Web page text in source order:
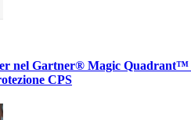
nel Gartner® Magic Quadrant™
CPS